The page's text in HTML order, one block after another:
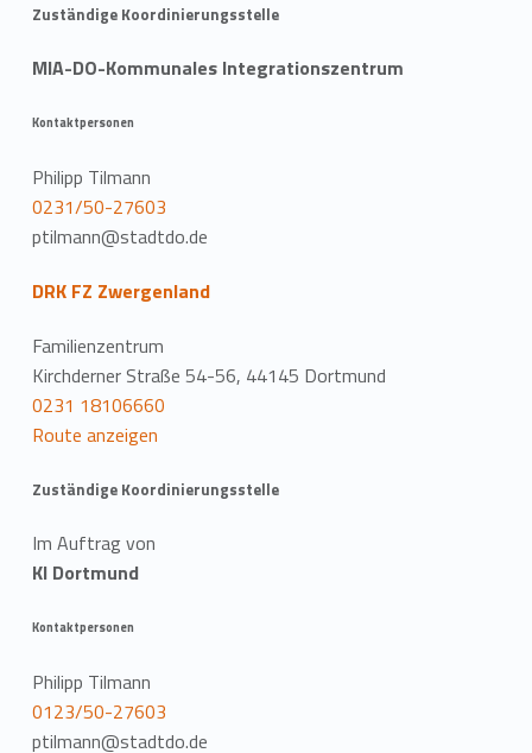
Zuständige Koordinierungsstelle
MIA-DO-Kommunales Integrationszentrum
Kontaktpersonen
Philipp Tilmann
0231/50-27603
ptilmann@stadtdo.de
DRK FZ Zwergenland
Familienzentrum
Kirchderner Straße 54-56, 44145 Dortmund
0231 18106660
Route anzeigen
Zuständige Koordinierungsstelle
Im Auftrag von
KI Dortmund
Kontaktpersonen
Philipp Tilmann
0123/50-27603
ptilmann@stadtdo.de